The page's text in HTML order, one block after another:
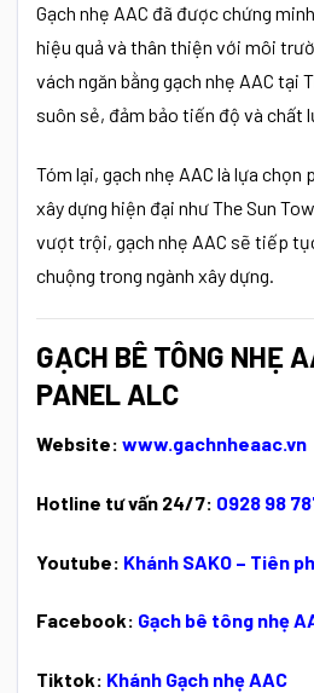
Gạch nhẹ AAC đã được chứng
hiệu quả và thân thiện với môi
vách ngăn bằng gạch nhẹ AAC tại
suôn sẻ, đảm bảo tiến độ và chất
Tóm lại, gạch nhẹ AAC là lựa chọn
xây dựng hiện đại như The Sun
vượt trội, gạch nhẹ AAC sẽ tiếp
chuộng trong ngành xây dựng.
GẠCH BÊ TÔNG NHẸ
PANEL ALC
Website: www.gachnheaac.vn
Hotline tư vấn 24/7: 0928 98
Youtube: Khánh SAKO – Tiên
Facebook: Gạch bê tông nhẹ
Tiktok: Khánh Gạch nhẹ AAC